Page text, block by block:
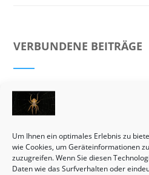
Um Ihnen ein optimales Erlebnis zu
wie Cookies, um Geräteinformationen
zuzugreifen. Wenn Sie diesen
Daten wie das Surfverhalten oder
VERBUNDENE BEITRÄGE